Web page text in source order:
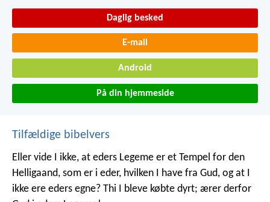
Daglig besked
E-mail
Android
På din hjemmeside
Tilfældige bibelvers
Eller vide I ikke, at eders Legeme er et Tempel for den
Helligaand, som er i eder, hvilken I have fra Gud, og at I
ikke ere eders egne? Thi I bleve købte dyrt; ærer derfor